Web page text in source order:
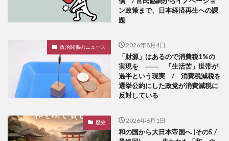
ン政策まで、日本経済再生への課
題
政治関係のニュース 2026年8月4日
「財源」はあるので消費税1%の
実現を ―― 「生活苦」世帯が
過半という現実 / 消費税減税を
選挙公約にした政党が消費減税に
反対している
歴史 2026年8月1日
和の国から大日本帝国へ (その5 /